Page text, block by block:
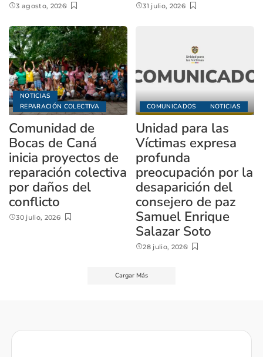
3 agosto, 2026 31 julio, 2026
NOTICIAS
REPARACIÓN COLECTIVA
Comunidad de
Bocas de Caná
inicia proyectos de
reparación colectiva
por daños del
conflicto
30 julio, 2026
COMUNICADOS NOTICIAS
Unidad para las
Víctimas expresa
profunda
preocupación por la
desaparición del
consejero de paz
Samuel Enrique
Salazar Soto
28 julio, 2026
Cargar Más